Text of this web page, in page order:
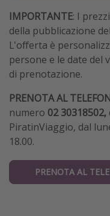
IMPORTANTE: I
della pubblicazione
L'offerta è
persone e le date del
di prenotazione.
PRENOTA AL
numero 02 30318502,
PiratinViaggio, dal
18.00.
PRENOTA AL